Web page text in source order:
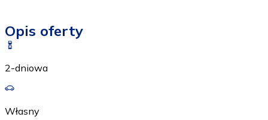
Opis oferty
2-dniowa
Własny